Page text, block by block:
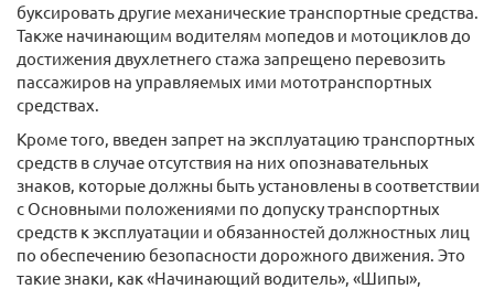
буксировать другие механические транспортные средства.
Также начинающим водителям мопедов и мотоциклов до
достижения двухлетнего стажа запрещено перевозить
пассажиров на управляемых ими мототранспортных
средствах.
Кроме того, введен запрет на эксплуатацию транспортных
средств в случае отсутствия на них опознавательных
знаков, которые должны быть установлены в соответствии
с Основными положениями по допуску транспортных
средств к эксплуатации и обязанностей должностных лиц
по обеспечению безопасности дорожного движения. Это
такие знаки, как «Начинающий водитель», «Шипы»,